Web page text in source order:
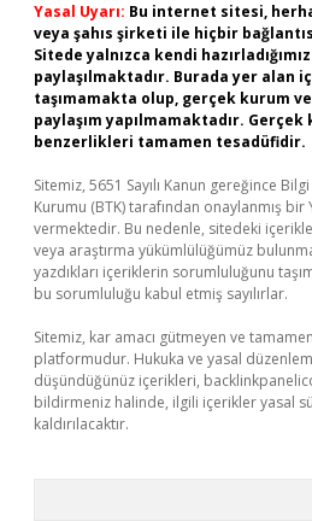
Yasal Uyarı: Bu internet sitesi,
veya şahıs şirketi ile hiçbir
Sitede yalnızca kendi
paylaşılmaktadır. Burada yer alan
taşımamakta olup, gerçek kurum
paylaşım yapılmamaktadır.
benzerlikleri tamamen tesadüfidir.
Sitemiz, 5651 Sayılı Kanun gereğince
Kurumu (BTK) tarafından onaylanmış bir
vermektedir. Bu nedenle, sitedeki
veya araştırma yükümlülüğümüz
yazdıkları içeriklerin sorumluluğunu
bu sorumluluğu kabul etmiş sayılırlar.
Sitemiz, kar amacı gütmeyen ve
platformudur. Hukuka ve yasal
düşündüğünüz içerikleri,
bildirmeniz halinde, ilgili içerikler yasal
kaldırılacaktır.